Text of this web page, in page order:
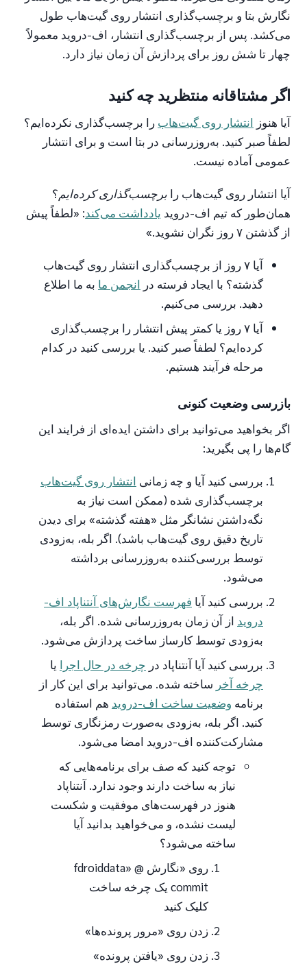
نگارش بتا و برچسب‌گذاری انتشار روی گیت‌هاب طول
می‌کشد. پس از برچسب‌گذاری انتشار، اف-دروید معمولاً
چهار تا شش روز برای پردازش آن زمان نیاز دارد.
اگر مشتاقانه منتظرید چه کنید
آیا هنوز انتشار روی گیت‌هاب را برچسب‌گذاری نکرده‌ایم؟
لطفاً صبر کنید. به‌روزرسانی در بتا است و برای انتشار
عمومی آماده نیست.
آیا انتشار روی گیت‌هاب را برچسب‌گذاری کرده‌ایم؟
همان‌طور که تیم اف-دروید یادداشت می‌کند: «لطفاً پیش
از گذشتن ۷ روز نگران نشوید.»
آیا ۷ روز از برچسب‌گذاری انتشار روی گیت‌هاب
گذشته؟ با ایجاد فرسته در انجمن ما به ما اطلاع
دهید. بررسی می‌کنیم.
آیا ۷ روز یا کمتر پیش انتشار را برچسب‌گذاری
کرده‌ایم؟ لطفاً صبر کنید. یا بررسی کنید در کدام
مرحله فرآیند هستیم.
بازرسی وضعیت کنونی
اگر بخواهید می‌توانید برای داشتن ایده‌ای از فرایند این
گام‌ها را پی بگیرید:
بررسی کنید آیا و چه زمانی انتشار روی گیت‌هاب
برچسب‌گذاری شده (ممکن است نیاز به
نگه‌داشتن نشانگر مثل «هفته گذشته» برای دیدن
تاریخ دقیق روی گیت‌هاب باشد). اگر بله، به‌زودی
توسط بررسی‌کننده به‌روزرسانی برداشته
می‌شود.
بررسی کنید آیا فهرست نگارش‌های آنتناپاد اف-
دروید از آن زمان به‌روزرسانی شده. اگر بله،
به‌زودی توسط کارساز ساخت پردازش می‌شود.
بررسی کنید آیا آنتناپاد در چرخه در حال اجرا یا
چرخه آخر ساخته شده. می‌توانید برای این کار از
برنامه وضعیت ساخت اف-دروید هم استفاده
کنید. اگر بله، به‌زودی به‌صورت رمزنگاری توسط
مشارکت‌کننده اف-دروید امضا می‌شود.
توجه کنید که صف برای برنامه‌هایی که
نیاز به ساخت دارند وجود ندارد. آنتناپاد
هنوز در فهرست‌های موفقیت و شکست
لیست نشده، و می‌خواهید بدانید آیا
ساخته می‌شود؟
روی «نگارش fdroiddata» @
commit یک چرخه ساخت
کلیک کنید
زدن روی «مرور پرونده‌ها»
زدن روی «یافتن پرونده»